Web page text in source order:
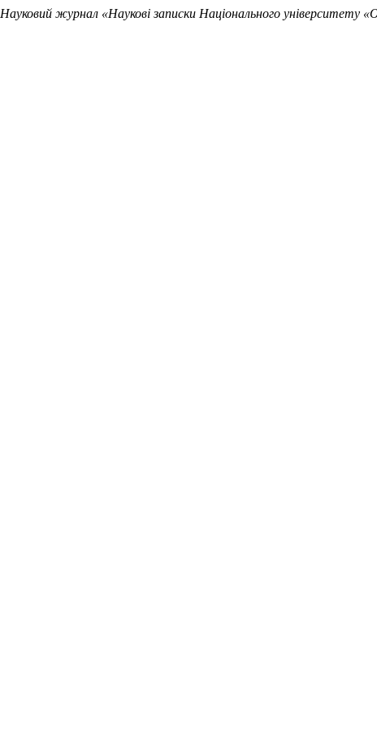
Науковий журнал «Наукові записки Національного університету